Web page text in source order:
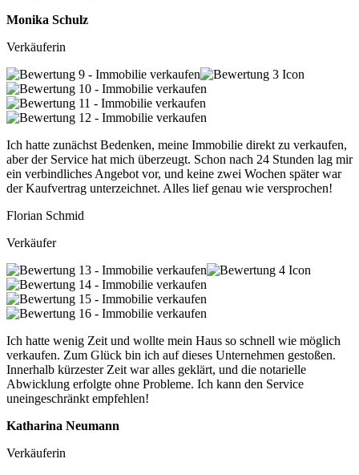
Monika Schulz
Verkäuferin
Ich hatte zunächst Bedenken, meine Immobilie direkt zu verkaufen,
aber der Service hat mich überzeugt. Schon nach 24 Stunden lag mir
ein verbindliches Angebot vor, und keine zwei Wochen später war
der Kaufvertrag unterzeichnet. Alles lief genau wie versprochen!
Florian Schmid
Verkäufer
Ich hatte wenig Zeit und wollte mein Haus so schnell wie möglich
verkaufen. Zum Glück bin ich auf dieses Unternehmen gestoßen.
Innerhalb kürzester Zeit war alles geklärt, und die notarielle
Abwicklung erfolgte ohne Probleme. Ich kann den Service
uneingeschränkt empfehlen!
Katharina Neumann
Verkäuferin